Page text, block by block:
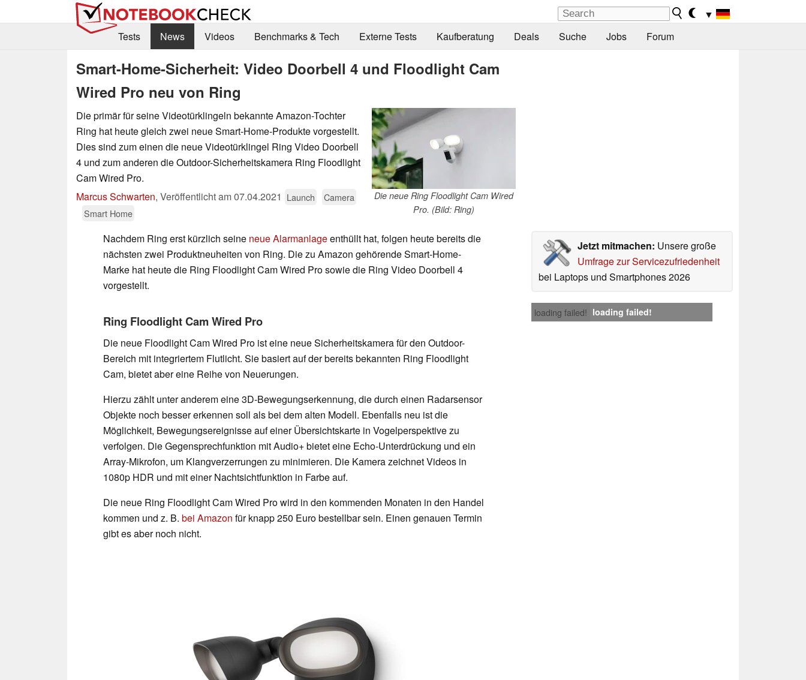
▼
Tests
News Videos Benchmarks & Tech Externe Tests Kaufberatung Deals Suche Jobs Forum
Smart-Home-Sicherheit: Video Doorbell 4 und Floodlight Cam
Wired Pro neu von Ring
Die neue Ring Floodlight Cam Wired
Pro. (Bild: Ring)
Die primär für seine Videotürklingeln bekannte Amazon-Tochter
Ring hat heute gleich zwei neue Smart-Home-Produkte vorgestellt.
Dies sind zum einen die neue Videotürklingel Ring Video Doorbell
4 und zum anderen die Outdoor-Sicherheitskamera Ring Floodlight
Cam Wired Pro.
Marcus Schwarten, Veröffentlicht am07.04.2021 Launch
Camera
Smart Home
Jetzt mitmachen: Unsere große
Umfrage zur Servicezufriedenheit
bei Laptops und Smartphones 2026
Nachdem Ring erst kürzlich seine neue Alarmanlageenthüllt hat, folgen heute bereits die
nächsten zwei Produktneuheiten von Ring. Die zu Amazon gehörende Smart-Home-
Marke hat heute die Ring Floodlight Cam Wired Pro sowie die Ring Video Doorbell 4
vorgestellt.
loading failed! loading failed!
Ring Floodlight Cam Wired Pro
Die neue Floodlight Cam Wired Pro ist eine neue Sicherheitskamera für den Outdoor-
Bereich mit integriertem Flutlicht. Sie basiert auf der bereits bekannten Ring Floodlight
Cam, bietet aber eine Reihe von Neuerungen.
Hierzu zählt unter anderem eine 3D-Bewegungserkennung, die durch einen Radarsensor
Objekte noch besser erkennen soll als bei dem alten Modell. Ebenfalls neu ist die
Möglichkeit, Bewegungsereignisse auf einer Übersichtskarte in Vogelperspektive zu
verfolgen. Die Gegensprechfunktion mit Audio+ bietet eine Echo-Unterdrückung und ein
Array-Mikrofon, um Klangverzerrungen zu minimieren. Die Kamera zeichnet Videos in
1080p HDR und mit einer Nachtsichtfunktion in Farbe auf.
Die neue Ring Floodlight Cam Wired Pro wird in den kommenden Monaten in den Handel
kommen und z. B. bei Amazon für knapp 250 Euro bestellbar sein. Einen genauen Termin
gibt es aber noch nicht.